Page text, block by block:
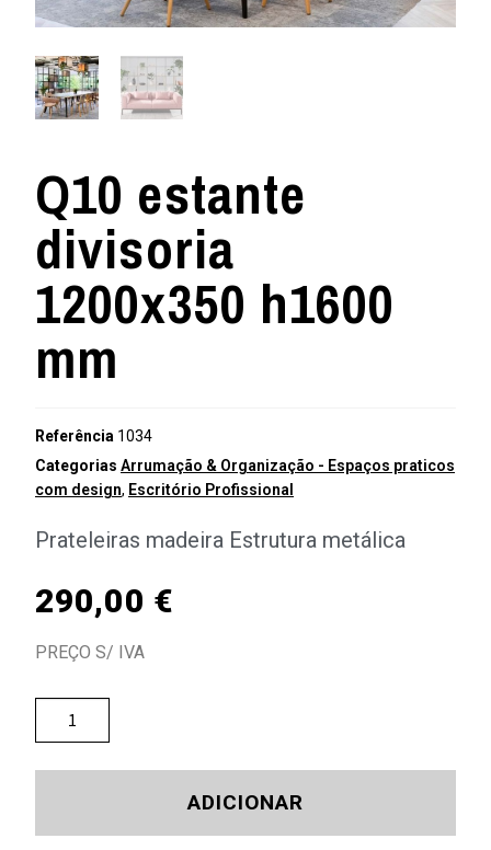
Q10 estante
divisoria
1200x350 h1600
mm
Referência 1034
Categorias Arrumação & Organização - Espaços praticos
com design, Escritório Profissional
Prateleiras madeira Estrutura metálica
290,00 €
PREÇO S/ IVA
ADICIONAR